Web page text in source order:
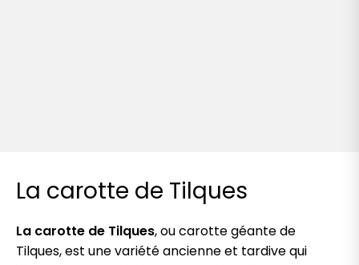
La carotte de Tilques
La carotte de Tilques, ou carotte géante de
Tilques, est une variété ancienne et tardive qui